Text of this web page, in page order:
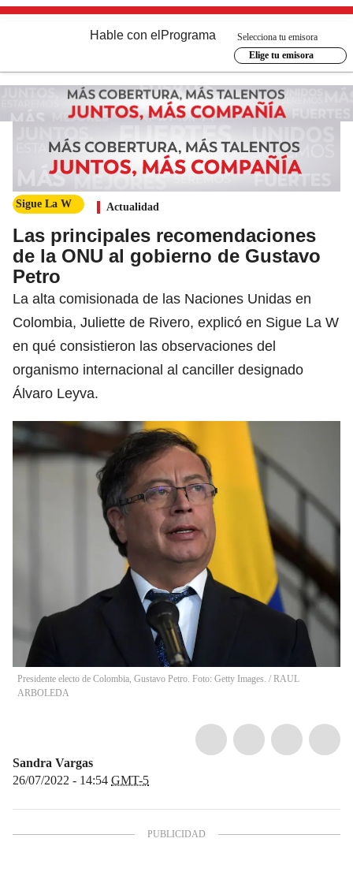
Hable con el Programa
Selecciona tu emisora
Elige tu emisora
Sigue La W Actualidad
Las principales recomendaciones
de la ONU al gobierno de Gustavo
Petro
La alta comisionada de las Naciones Unidas en
Colombia, Juliette de Rivero, explicó en Sigue La W
en qué consistieron las observaciones del
organismo internacional al canciller designado
Álvaro Leyva.
Presidente electo de Colombia, Gustavo Petro. Foto: Getty Images. / RAUL
ARBOLEDA
Sandra Vargas
26/07/2022 - 14:54 GMT-5